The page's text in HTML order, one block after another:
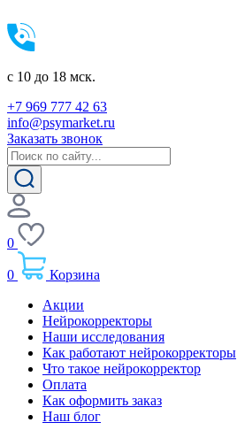
c 10 до 18 мск.
+7 969 777 42 63
info@psymarket.ru
Заказать звонок
0
0
Корзина
Акции
Нейрокорректоры
Наши исследования
Как работают нейрокорректоры
Что такое нейрокорректор
Оплата
Как оформить заказ
Наш блог